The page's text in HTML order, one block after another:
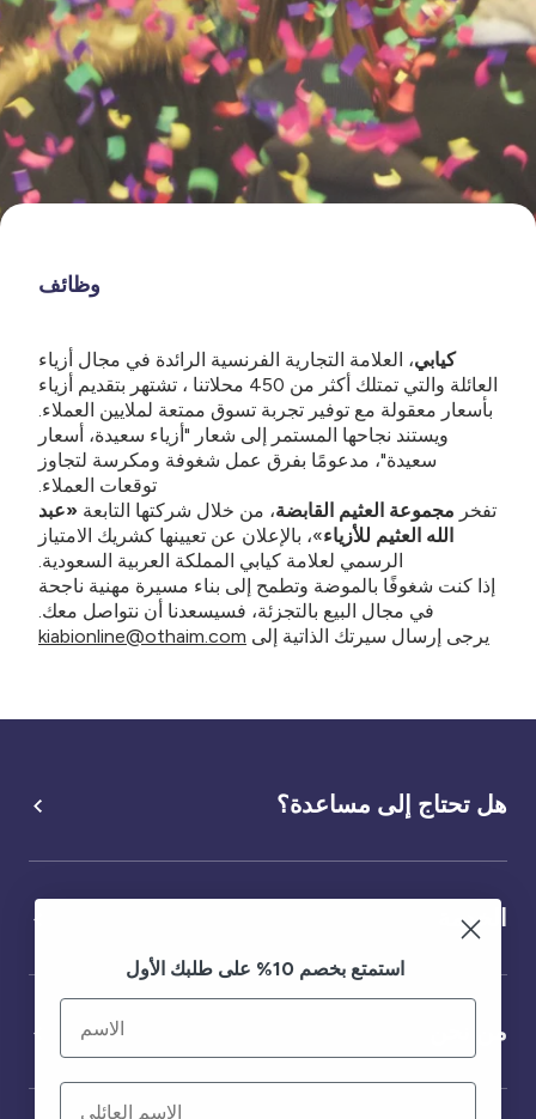
الوافدون الجدد الرضيع
رياضيه
الجاكيتات والسترات
البلوزات والكارديجان
جامبسوت وأفرول
الملابس الداخلية
الإكسسوارات
رجال
بنطلون
بيجاما
المعاطف والسترات
رياضيه
الملابس الداخلية
الإكسسوارات
الجوارب
البنات
Skirts
بنطلون قصير وشورت قصير
استرتش
جمبسوت وبنطلون رياضي
البلوزات والكارديجان
المعاطف والسترات
الملابس الداخلية
الإكسسوارات
رياضيه
قمصان
الملابس الداخلية
الأحذية
سويت شيرت
البدلة
شورت
فساتين وتنانير
بنطلون وبنطلون جينز وليقنز
ملابس النوم
ملابس داخلية
تخفيضات
التخفيضات
اوتلت
See All
أقل من 100 ريال سعودي
الرضيع - أقل من 100 ريال سعودي
من نحن
خدماتنا
وظائف
كيابي، العلامة التجارية الفرنسية الرائدة في مجال أزياء
العائلة والتي تمتلك أكثر من 450 محلاتنا ، تشتهر بتقديم أزياء
بأسعار معقولة مع توفير تجربة تسوق ممتعة لملايين العملاء.
ويستند نجاحها المستمر إلى شعار "أزياء سعيدة، أسعار
سعيدة"، مدعومًا بفرق عمل شغوفة ومكرسة لتجاوز
توقعات العملاء.
تفخر مجموعة العثيم القابضة، من خلال شركتها التابعة «عبد
الله العثيم للأزياء»، بالإعلان عن تعيينها كشريك الامتياز
الرسمي لعلامة كيابي المملكة العربية السعودية.
إذا كنت شغوفًا بالموضة وتطمح إلى بناء مسيرة مهنية ناجحة
في مجال البيع بالتجزئة، فسيسعدنا أن نتواصل معك.
يرجى إرسال سيرتك الذاتية إلى kiabionline@othaim.com
هل تحتاج إلى مساعدة؟
الخدمة
من نحن
استمتع بخصم 10% على طلبك الأول